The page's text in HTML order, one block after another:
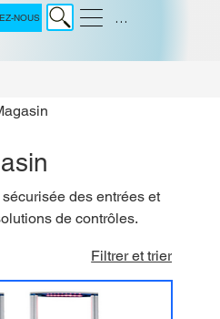
Menu
NOUS
des entrées et
de contrôles.
Filtrer et trier